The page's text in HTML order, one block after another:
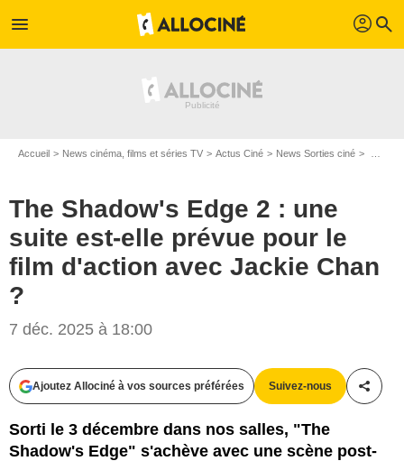
menu profil search
Accueil News cinéma, films et séries TV Actus Ciné News Sorties ciné
The Shadow's Edge 2 : une
suite est-elle prévue pour le
film d'action avec Jackie Chan
?
7 déc. 2025 à 18:00
Ajoutez Allociné à vos sources préférées Suivez-nous
Sorti le 3 décembre dans nos salles, "The
Shadow's Edge" s'achève avec une scène post-